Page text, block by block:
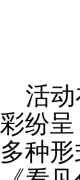
活
彩纷
多种